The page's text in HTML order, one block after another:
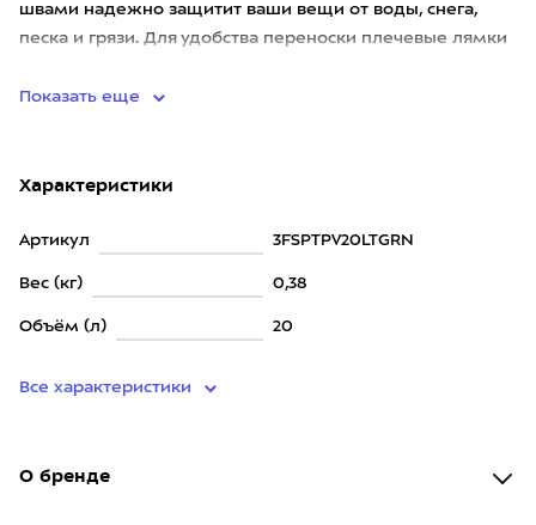
швами надежно защитит ваши вещи от воды, снега,
песка и грязи. Для удобства переноски плечевые лямки
Показать еще
Характеристики
Артикул 3FSPTPV20LTGRN
Вес (кг) 0,38
Объём (л) 20
Все характеристики
О бренде